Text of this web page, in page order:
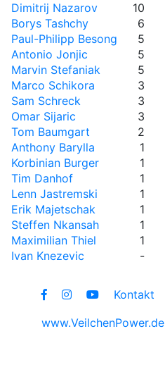
Dimitrij Nazarov
10
Borys Tashchy
6
Paul-Philipp Besong
5
Antonio Jonjic
5
Marvin Stefaniak
5
Marco Schikora
3
Sam Schreck
3
Omar Sijaric
3
Tom Baumgart
2
Anthony Barylla
1
Korbinian Burger
1
Tim Danhof
1
Lenn Jastremski
1
Erik Majetschak
1
Steffen Nkansah
1
Maximilian Thiel
1
Ivan Knezevic
-
Kontakt
www.VeilchenPower.de